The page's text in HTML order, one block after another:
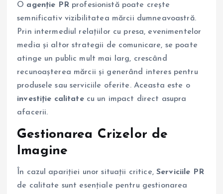
O agenție PRprofesionistă poate crește
semnificativ vizibilitatea mărcii dumneavoastră.
Prin intermediul relațiilor cu presa, evenimentelor
media și altor strategii de comunicare, se poate
atinge un public mult mai larg, crescând
recunoașterea mărcii și generând interes pentru
produsele sau serviciile oferite. Aceasta este o
investiție calitatecu un impact direct asupra
afacerii.
Gestionarea Crizelor de
Imagine
În cazul apariției unor situații critice, Serviciile PR
de calitate sunt esențiale pentru gestionarea